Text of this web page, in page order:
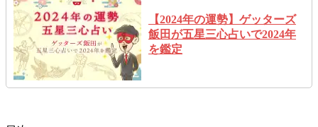
【2024年の運勢】ゲッターズ
飯田が五星三心占いで2024年
を鑑定